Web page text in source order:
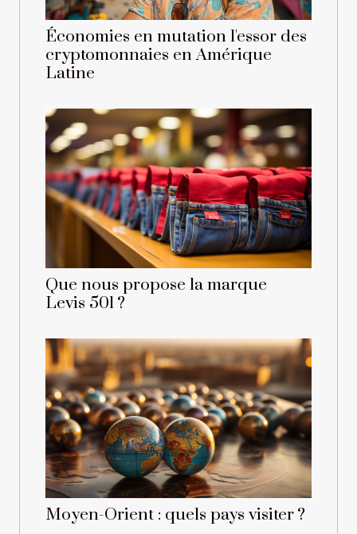
Économies en mutation l'essor des
cryptomonnaies en Amérique
Latine
Que nous propose la marque
Levis 501 ?
Moyen-Orient : quels pays visiter ?